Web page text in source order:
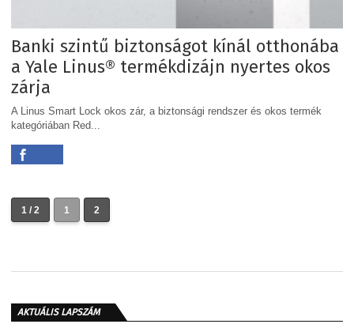
Banki szintű biztonságot kínál otthonába
a Yale Linus® termékdizájn nyertes okos
zárja
A Linus Smart Lock okos zár, a biztonsági rendszer és okos termék
kategóriában Red...
1 / 2 1 2
AKTUÁLIS LAPSZÁM